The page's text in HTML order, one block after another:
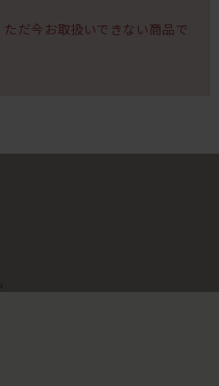
だ今お取扱いできない商品で